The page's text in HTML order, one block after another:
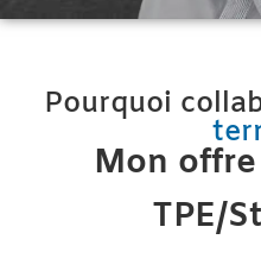
Pourquoi
Mon
TPE/